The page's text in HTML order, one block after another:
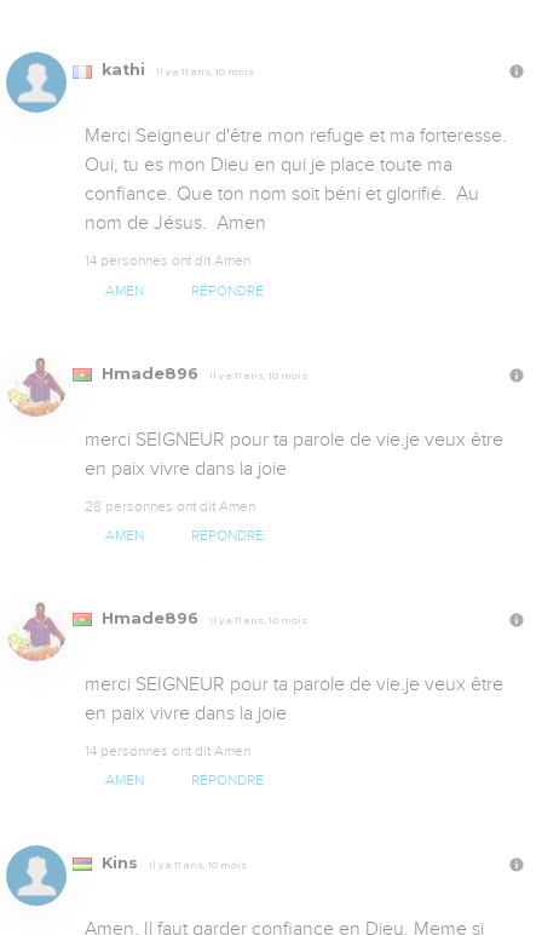
kathi Il y a 11 ans, 10 mois
Merci Seigneur d'être mon refuge et ma forteresse.
Oui, tu es mon Dieu en qui je place toute ma
confiance. Que ton nom soit béni et glorifié.  Au
nom de Jésus.  Amen
14 personnes ont dit Amen
AMEN RÉPONDRE
Hmade896 Il y a 11 ans, 10 mois
merci SEIGNEUR pour ta parole de vie.je veux être
en paix vivre dans la joie
28 personnes ont dit Amen
AMEN RÉPONDRE
Hmade896 Il y a 11 ans, 10 mois
merci SEIGNEUR pour ta parole de vie.je veux être
en paix vivre dans la joie
14 personnes ont dit Amen
AMEN RÉPONDRE
Kins Il y a 11 ans, 10 mois
Amen. Il faut garder confiance en Dieu. Meme si